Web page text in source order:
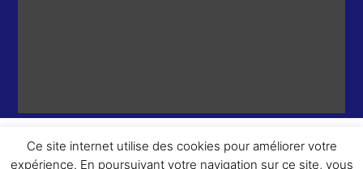
Ce site internet utilise des cookies pour améliorer votre
expérience. En poursuivant votre navigation sur ce site, vous